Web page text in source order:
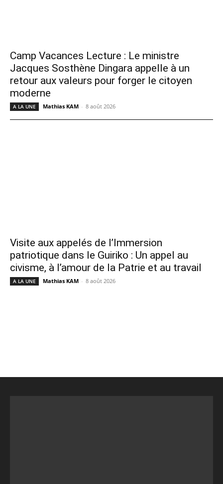
Camp Vacances Lecture : Le ministre
Jacques Sosthène Dingara appelle à un
retour aux valeurs pour forger le citoyen
moderne
A LA UNE Mathias KAM - 8 août 2026
Visite aux appelés de l’Immersion
patriotique dans le Guiriko : Un appel au
civisme, à l’amour de la Patrie et au travail
A LA UNE Mathias KAM - 8 août 2026